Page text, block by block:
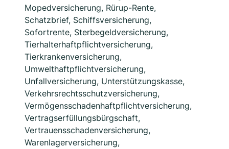
Mopedversicherung, Rürup-Rente,
Schatzbrief, Schiffsversicherung,
Sofortrente, Sterbegeldversicherung,
Tierhalterhaftpflichtversicherung,
Tierkrankenversicherung,
Umwelthaftpflichtversicherung,
Unfallversicherung, Unterstützungskasse,
Verkehrsrechtsschutzversicherung,
Vermögensschadenhaftpflichtversicherung,
Vertragserfüllungsbürgschaft,
Vertrauensschadenversicherung,
Warenlagerversicherung,